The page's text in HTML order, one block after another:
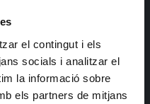
el contingut i els
socials i analitzar el
la informació sobre
els partners de mitjans
els Dorigen són
Aquest disabte, en